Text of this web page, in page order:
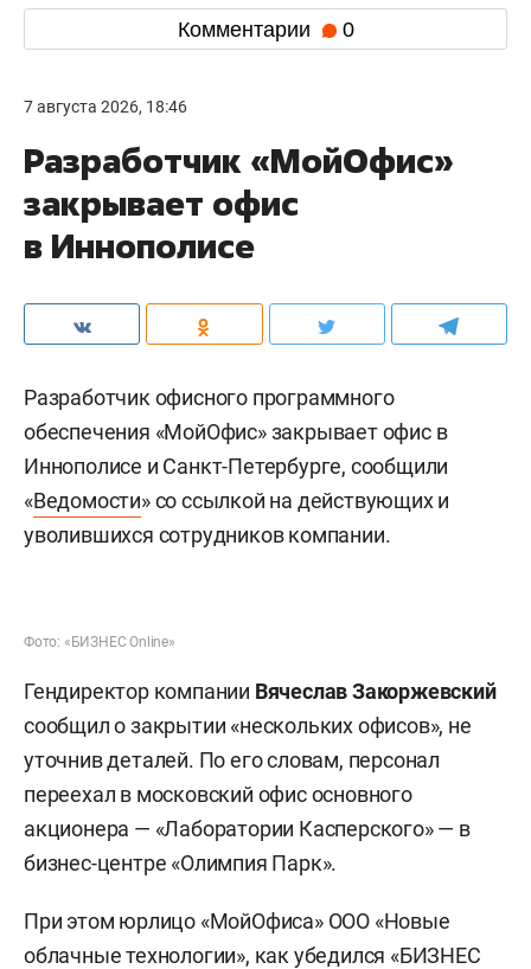
Комментарии 0
7 августа 2026, 18:46
Разработчик «МойОфис»
закрывает офис
в Иннополисе
Разработчик офисного программного
обеспечения «МойОфис» закрывает офис в
Иннополисе и Санкт-Петербурге, сообщили
«Ведомости» со ссылкой на действующих и
уволившихся сотрудников компании.
Фото: «БИЗНЕС Online»
Гендиректор компании Вячеслав Закоржевский
сообщил о закрытии «нескольких офисов», не
уточнив деталей. По его словам, персонал
переехал в московский офис основного
акционера — «Лаборатории Касперского» — в
бизнес-центре «Олимпия Парк».
При этом юрлицо «МойОфиса» ООО «Новые
облачные технологии», как убедился «БИЗНЕС